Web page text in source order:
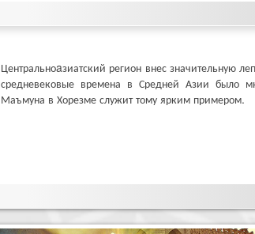
Центральноaзиатский регион внес значительную
средневековые времена в Средней Азии было
Маъмуна в Хорезме служит тому ярким примером.